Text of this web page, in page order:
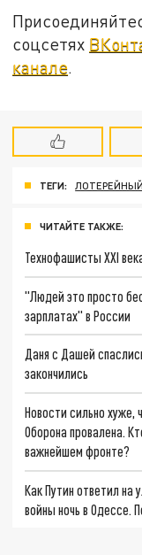
соцсетях
канале
ТЕГИ:
ЧИТАЙТЕ ТАКЖЕ:
Технофашисты XXI
"Людей это просто
зарплатах" в России
Даня с Дашей
закончились
Новости сильно хуже,
Оборона провалена.
важнейшем фронте?
Как Путин ответил на
войны ночь в Одессе.